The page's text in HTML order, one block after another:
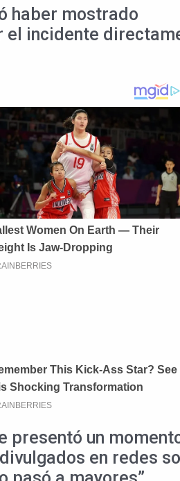
haber mostrado
el incidente
presentó un
en redes